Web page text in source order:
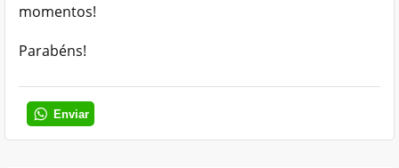
momentos!
Parabéns!
Enviar